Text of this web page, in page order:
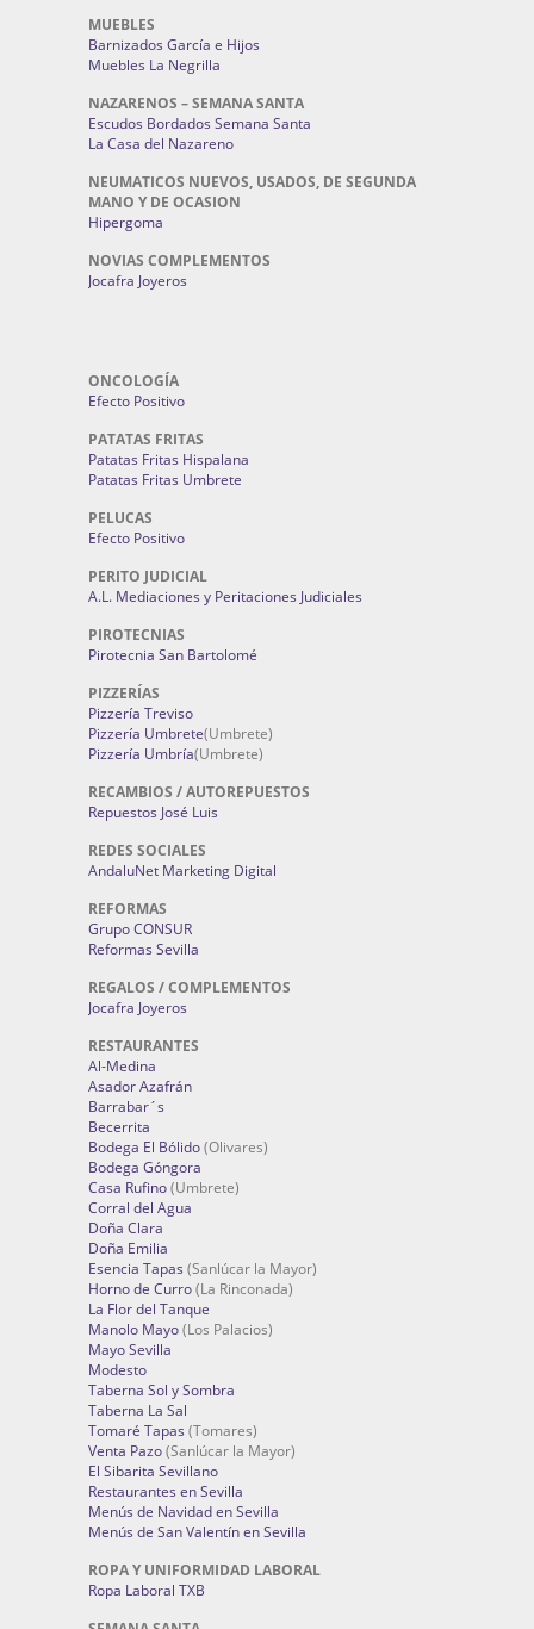
MUEBLES
Barnizados García e Hijos
Muebles La Negrilla
NAZARENOS – SEMANA SANTA
Escudos Bordados Semana Santa
La Casa del Nazareno
NEUMATICOS NUEVOS, USADOS, DE SEGUNDA
MANO Y DE OCASION
Hipergoma
NOVIAS COMPLEMENTOS
Jocafra Joyeros
ONCOLOGÍA
Efecto Positivo
PATATAS FRITAS
Patatas Fritas Hispalana
Patatas Fritas Umbrete
PELUCAS
Efecto Positivo
PERITO JUDICIAL
A.L. Mediaciones y Peritaciones Judiciales
PIROTECNIAS
Pirotecnia San Bartolomé
PIZZERÍAS
Pizzería Treviso
Pizzería Umbrete(Umbrete)
Pizzería Umbría(Umbrete)
RECAMBIOS / AUTOREPUESTOS
Repuestos José Luis
REDES SOCIALES
AndaluNet Marketing Digital
REFORMAS
Grupo CONSUR
Reformas Sevilla
REGALOS / COMPLEMENTOS
Jocafra Joyeros
RESTAURANTES
Al-Medina
Asador Azafrán
Barrabar´s
Becerrita
Bodega El Bólido(Olivares)
Bodega Góngora
Casa Rufino(Umbrete)
Corral del Agua
Doña Clara
Doña Emilia
Esencia Tapas (Sanlúcar la Mayor)
Horno de Curro(La Rinconada)
La Flor del Tanque
Manolo Mayo(Los Palacios)
Mayo Sevilla
Modesto
Taberna Sol y Sombra
Taberna La Sal
Tomaré Tapas (Tomares)
Venta Pazo(Sanlúcar la Mayor)
El Sibarita Sevillano
Restaurantes en Sevilla
Menús de Navidad en Sevilla
Menús de San Valentín en Sevilla
ROPA Y UNIFORMIDAD LABORAL
Ropa Laboral TXB